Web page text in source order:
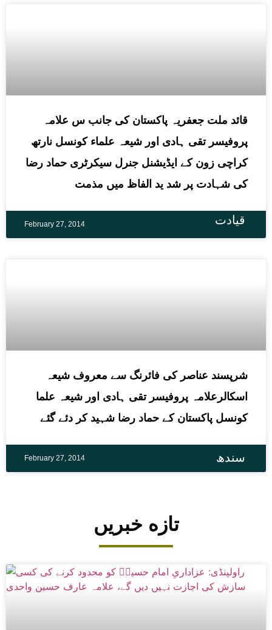
قیادت
قائد ملت جعفریہ پاکستان کی جانب س علامہ
پروفیسر تقی ہادی اور شیعہ علماء کونسل نارتھ
کراچی زون کے ایڈیشنل جنرل سیکرٹری حماد رضا
کی شہادت پر شد ید الفاظ میں مذمت
February 27, 2014
سندھ
شرپسند عناصر کی فائرنگ سے معروف شیعہ
اسکالرعلامہ پروفیسر تقی ہادی اور شیعہ علما
کونسل پاکستان کے حماد رضا شہید کر دئے گئے
February 27, 2014
تازه خبریں